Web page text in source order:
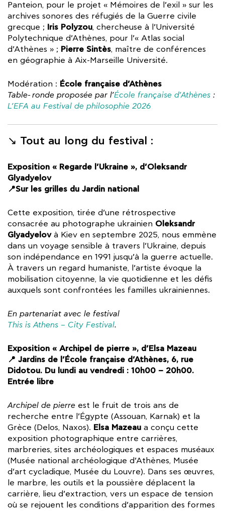
Panteion, pour le projet « Mémoires de l’exil » sur les
archives sonores des réfugiés de la Guerre civile
grecque ; Iris Polyzou, chercheuse à l’Université
Polytechnique d’Athènes, pour l’« Atlas social
d’Athènes » ; Pierre Sintès, maître de conférences
en géographie à Aix-Marseille Université.
Modération : École française d’Athènes
Table-ronde proposée par l’École française d’Athènes :
L’EFA au Festival de philosophie 2026
↘︎ Tout au long du festival :
Exposition « Regarde l’Ukraine », d’Oleksandr
Glyadyelov
📍Sur les grilles du Jardin national
Cette exposition, tirée d’une rétrospective
consacrée au photographe ukrainien Oleksandr
Glyadyelovà Kiev en septembre 2025, nous emmène
dans un voyage sensible à travers l’Ukraine, depuis
son indépendance en 1991 jusqu’à la guerre actuelle.
À travers un regard humaniste, l’artiste évoque la
mobilisation citoyenne, la vie quotidienne et les défis
auxquels sont confrontées les familles ukrainiennes.
En partenariat avec le festival
This is Athens – City Festival.
Exposition « Archipel de pierre », d’Elsa Mazeau
📍 Jardins de l’École française d’Athènes, 6, rue
Didotou. Du lundi au vendredi : 10h00 – 20h00.
Entrée libre
Archipel de pierre est le fruit de trois ans de
recherche entre l’Égypte (Assouan, Karnak) et la
Grèce (Delos, Naxos). Elsa Mazeau a conçu cette
exposition photographique entre carrières,
marbreries, sites archéologiques et espaces muséaux
(Musée national archéologique d’Athènes, Musée
d’art cycladique, Musée du Louvre). Dans ses œuvres,
le marbre, les outils et la poussière déplacent la
carrière, lieu d’extraction, vers un espace de tension
où se rejouent les conditions d’apparition des formes